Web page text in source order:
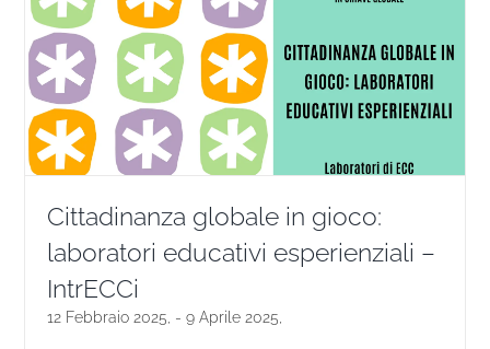
Cittadinanza globale in gioco:
laboratori educativi esperienziali –
IntrECCi
12 Febbraio 2025, -9 Aprile 2025,